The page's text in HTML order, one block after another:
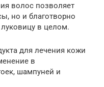
волос позволяет
но и благотворно
в целом.
для лечения кожи
в
шампуней и